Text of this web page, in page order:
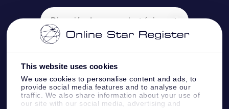
This website uses cookies
We use cookies to personalise content and ads, to
provide social media features and to analyse our
traffic. We also share information about your use of
our site with our social media, advertising and
Regalos empresariales
Un Millón de Estrellas
Salvaestrellas OSR
Aplicación de RV Llévame a las estrellas
Información de Envío
Política de devolución
Constelaciones